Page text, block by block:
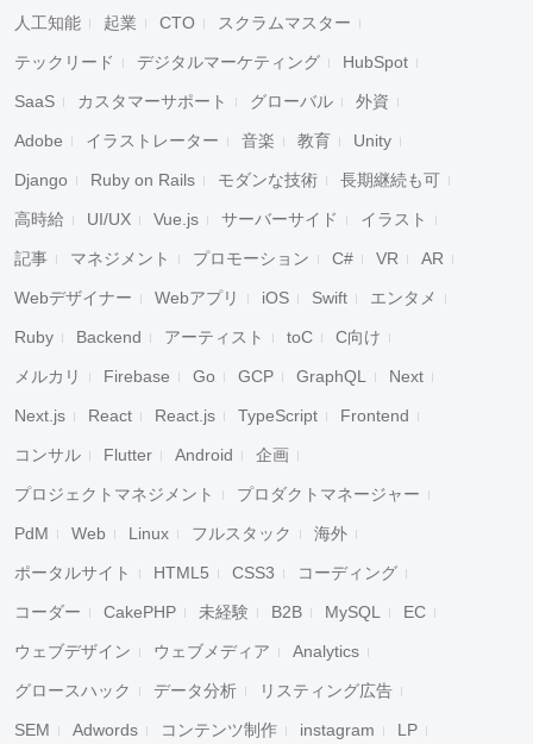
人工知能 起業 CTO スクラムマスター
テックリード デジタルマーケティング HubSpot
SaaS カスタマーサポート グローバル 外資
Adobe イラストレーター 音楽 教育 Unity
Django Ruby on Rails モダンな技術 長期継続も可
高時給 UI/UX Vue.js サーバーサイド イラスト
記事 マネジメント プロモーション C# VR AR
Webデザイナー Webアプリ iOS Swift エンタメ
Ruby Backend アーティスト toC C向け
メルカリ Firebase Go GCP GraphQL Next
Next.js React React.js TypeScript Frontend
コンサル Flutter Android 企画
プロジェクトマネジメント プロダクトマネージャー
PdM Web Linux フルスタック 海外
ポータルサイト HTML5 CSS3 コーディング
コーダー CakePHP 未経験 B2B MySQL EC
ウェブデザイン ウェブメディア Analytics
グロースハック データ分析 リスティング広告
SEM Adwords コンテンツ制作 instagram LP